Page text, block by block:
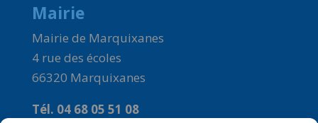
Mairie
Mairie de Marquixanes
4 rue des écoles
66320 Marquixanes
Tél. 04 68 05 51 08